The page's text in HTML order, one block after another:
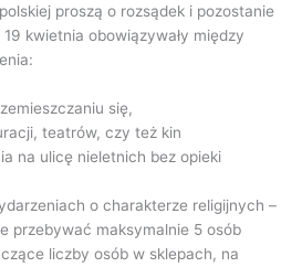
proszą o rozsądek i pozostanie
kwietnia obowiązywały między
się,
teatrów, czy też kin
na ulicę nieletnich bez opieki
o charakterze religijnych –
przebywać maksymalnie 5 osób
liczby osób w sklepach, na